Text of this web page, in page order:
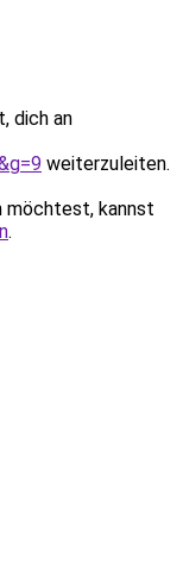
dich an
weiterzuleiten.
möchtest, kannst
.